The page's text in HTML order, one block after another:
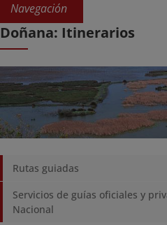
Navegación
Doñana: Itinerarios
Rutas guiadas
Servicios de guías oficiales y
Nacional